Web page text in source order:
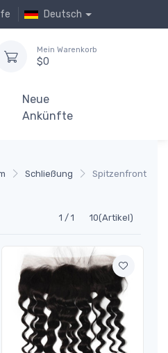
Deutsch
Mein Warenkorb
$0
Neue
Ankünfte
Schließung Spitzenfront
1 / 1 10(Artikel)